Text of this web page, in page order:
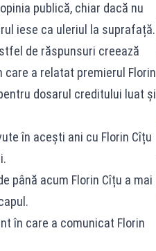
publică, chiar dacă nu
iese ca uleriul la suprafață.
de răspunsuri creează
care a relatat premierul Florin
dosarul creditului luat și
în acești ani cu Florin Cîțu
până acum Florin Cîțu a mai
în care a comunicat Florin